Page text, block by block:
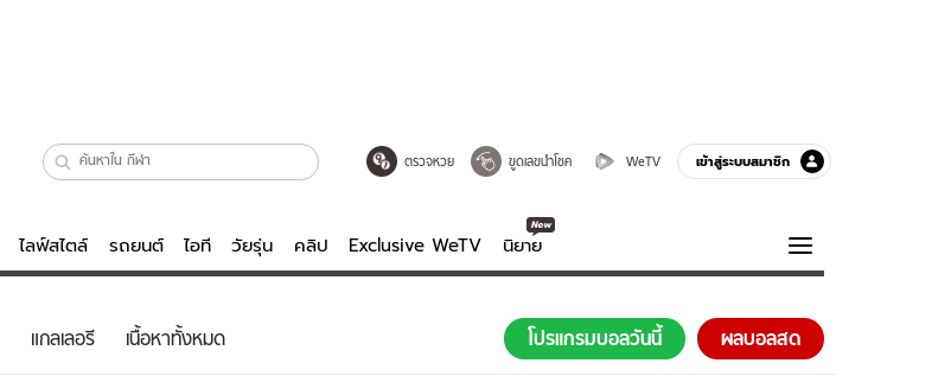
ตรวจหวย ขูดเลขนำโชค WeTV เข้าสู่ระบบสมาชิก
ไลฟ์สไตล์ รถยนต์ ไอที วัยรุ่น คลิป Exclusive WeTV นิยาย
ไลฟ์สไตล์ ความรู้รอบตัว
ฮาวทู
แกลเลอรี เนื้อหาทั้งหมด โปรแกรมบอลวันนี้ ผลบอลสด